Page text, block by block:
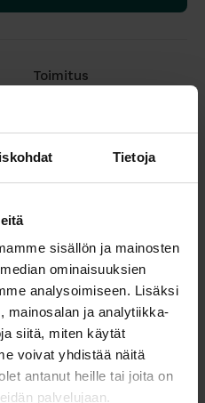
Tietoja
sisällön ja mainosten
ominaisuuksien
analysoimiseen. Lisäksi
mainosalan ja analytiikka-
siitä, miten käytät
voivat yhdistää näitä
antanut heille tai joita on
palvelujaan.
Toimitus
koko Suomeen.
tilattavissa kauttamme.
kolme erilaista mallia,